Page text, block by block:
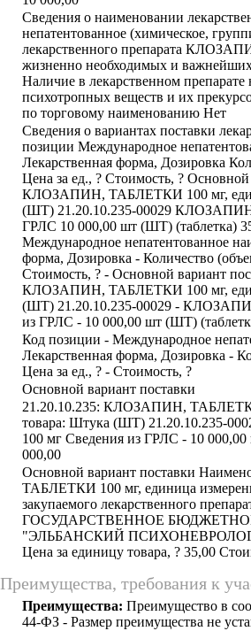
Сведения о наименовании
непатентованное (химическое,
лекарственного препарата
жизненно необходимых и
Наличие в лекарственном препарате
психотропных веществ и их
по торговому наименованию Нет
Сведения о вариантах поставки
позиции Международное
Лекарственная форма, Дозировка
Цена за ед., ? Стоимость, ?
КЛОЗАПИН, ТАБЛЕТКИ 100 мг,
(ШТ) 21.20.10.235-00029
ГРЛС 10 000,00 шт (ШТ) (таблетка)
Международное непатентованное
форма, Дозировка - Количество
Стоимость, ? - Основной вариант
КЛОЗАПИН, ТАБЛЕТКИ 100 мг,
(ШТ) 21.20.10.235-00029 -
из ГРЛС - 10 000,00 шт (ШТ)
Код позиции - Международное
Лекарственная форма, Дозировка -
Цена за ед., ? - Стоимость, ?
Основной вариант поставки
21.20.10.235: КЛОЗАПИН,
товара: Штука (ШТ) 21.20.10.235-
100 мг Сведения из ГРЛС - 10
000,00
Основной вариант поставки
ТАБЛЕТКИ 100 мг, единица
закупаемого лекарственного
ГОСУДАРСТВЕННОЕ
"ЭЛЬБАНСКИЙ
Цена за единицу товара, ? 35,00
Преимущества, требования к
Преимущества: Преимущество в
44-ФЗ - Размер преимущества не